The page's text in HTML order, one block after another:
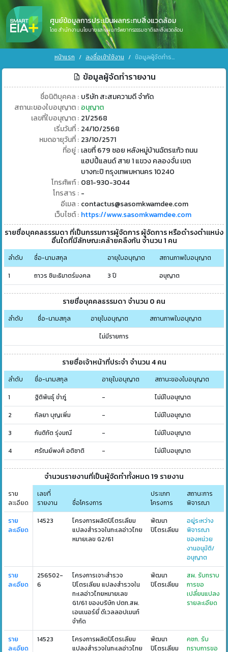
ศูนย์ข้อมูลการประเมินผลกระทบสิ่งแวดล้อม
โดย สำนักงานนโยบายและแผนทรัพยากรธรรมชาติและสิ่งแวดล้อม
หน้าแรก ลงชื่อเข้าใช้งาน ข้อมูลผู้จัดทำรายงาน
ข้อมูลผู้จัดทำรายงาน
ชื่อนิติบุคคล : บริษัท สะสมความดี จำกัด
สถานะของใบอนุญาต : อนุญาต
เลขที่ใบอนุญาต : 21/2568
เริ่มวันที่ : 24/10/2568
หมดอายุวันที่ : 23/10/2571
ที่อยู่ : เลขที่ 679 ซอย หลังหมู่บ้านฉัตรแก้ว ถนน
แฮปปี้แลนด์ สาย 1 แขวง คลองจั่น เขต
บางกะปิ กรุงเทพมหานคร 10240
โทรศัพท์ : 081-930-3044
โทรสาร : -
อีเมล : contactus@sasomkwamdee.com
เว็บไซต์ : https://www.sasomkwamdee.com
รายชื่อบุคคลธรรมดา ที่เป็นกรรมการผู้จัดการ ผู้จัดการ หรือดำรงตำแหน่ง
อื่นใดที่มีลักษณะคล้ายคลึงกัน จำนวน 1 คน
ลำดับ ชื่อ-นามสกุล อายุใบอนุญาต
สถานภาพใบอนุญาต
1
ถาวร ชินะธิมาตร์มงคล 3 ปี อนุญาต
รายชื่อบุคคลธรรมดา จำนวน 0 คน
ลำดับ ชื่อ-นามสกุล อายุใบอนุญาต
สถานภาพใบอนุญาต
ไม่มีรายการ
รายชื่อเจ้าหน้าที่ประจำ จำนวน 4 คน
ลำดับ ชื่อ-นามสกุล อายุใบอนุญาต
สถานะของใบอนุญาต
1
ฐิติพันธุ์ ขำภู่ -
ไม่มีใบอนุญาต
2
กัลยา บุญเพิ่ม -
ไม่มีใบอนุญาต
3
กันติทัต รุ่งมณี -
ไม่มีใบอนุญาต
4
ศรัณย์พงศ์ อติชาติ - ไม่มีใบอนุญาต
จำนวนรายงานที่เป็นผู้จัดทำทั้งหมด 19 รายงาน
ราย
ละเอียด
เลขที่
รายงาน
ชื่อโครงการ
ประเภท
โครงการ
สถานะการ
พิจารณา
ราย
ละเอียด
14523
โครงการผลิตปิโตรเลียม
แปลงสำรวจในทะเลอ่าวไทย
หมายเลข G2/61
พัฒนา
ปิโตรเลียม
อยู่ระหว่าง
พิจารณา
ของหน่วย
งานอนุมัติ/
อนุญาต
ราย
ละเอียด
256502-
6
โครงการเจาะสำรวจ
ปิโตรเลียม แปลงสำรวจใน
ทะเลอ่าวไทยหมายเลข
G1/61 ของบริษัท ปตท.สผ.
เอนเนอร์ยี่ ดีเวลลอปเมนท์
จำกัด
พัฒนา
ปิโตรเลียม
สผ. รับทราบ
การขอ
เปลี่ยนแปลง
รายละเอียด
ราย
ละเอียด
14523
โครงการผลิตปิโตรเลียม
แปลงสำรวจในทะเลอ่าวไทย
พัฒนา
ปิโตรเลียม
คชก. รับ
ทราบการขอ